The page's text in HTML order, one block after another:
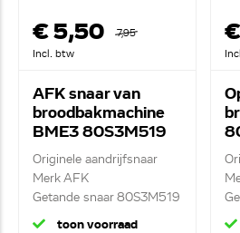
€ 5,50
7,95
Incl. btw
AFK snaar van
broodbakmachine
BME3 80S3M519
Originele aandrijfsnaar
Merk AFK
Getande snaar 80S3M519
L...
toon voorraad